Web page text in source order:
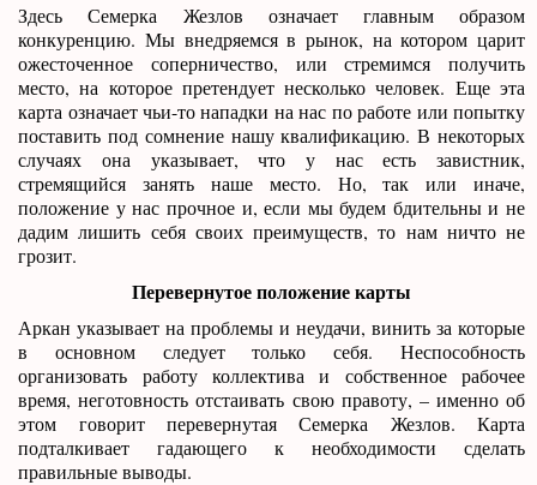
Здесь Семерка Жезлов означает главным образом
конкуренцию. Мы внедряемся в рынок, на котором царит
ожесточенное соперничество, или стремимся получить
место, на которое претендует несколько человек. Еще эта
карта означает чьи-то нападки на нас по работе или попытку
поставить под сомнение нашу квалификацию. В некоторых
случаях она указывает, что у нас есть завистник,
стремящийся занять наше место. Но, так или иначе,
положение у нас прочное и, если мы будем бдительны и не
дадим лишить себя своих преимуществ, то нам ничто не
грозит.
Перевернутое положение карты
Аркан указывает на проблемы и неудачи, винить за которые
в основном следует только себя. Неспособность
организовать работу коллектива и собственное рабочее
время, неготовность отстаивать свою правоту, – именно об
этом говорит перевернутая Семерка Жезлов. Карта
подталкивает гадающего к необходимости сделать
правильные выводы.